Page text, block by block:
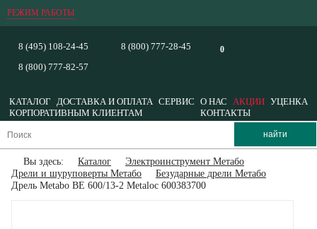
РЕЖИМ РАБОТЫ
0
8 (495) 108-24-45
8 (800) 777-82-57
8 (800) 777-28-45
КАТАЛОГ ДОСТАВКА И ОПЛАТА СЕРВИС О НАС АКЦИИ УЦЕНКА
КОРПОРАТИВНЫМ КЛИЕНТАМ
КОНТАКТЫ
Вы здесь: Каталог
Электроинструмент Метабо
Дрели и шуруповерты Метабо
Безударные дрели Метабо
Дрель Metabo BE 600/13-2 Metaloc 600383700